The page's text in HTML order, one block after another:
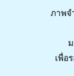
ภาพจ
เพื่อ